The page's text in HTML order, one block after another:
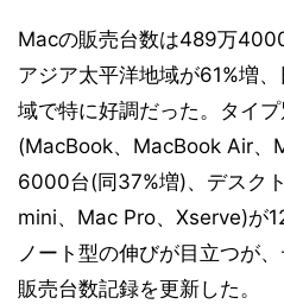
Macの販売台数は489万
アジア太平洋地域が61%増
域で特に好調だった。タイ
(MacBook、MacBook Air、
6000台(同37%増)、デスク
mini、Mac Pro、Xserve)が
ノート型の伸びが目立つが
販売台数記録を更新した。